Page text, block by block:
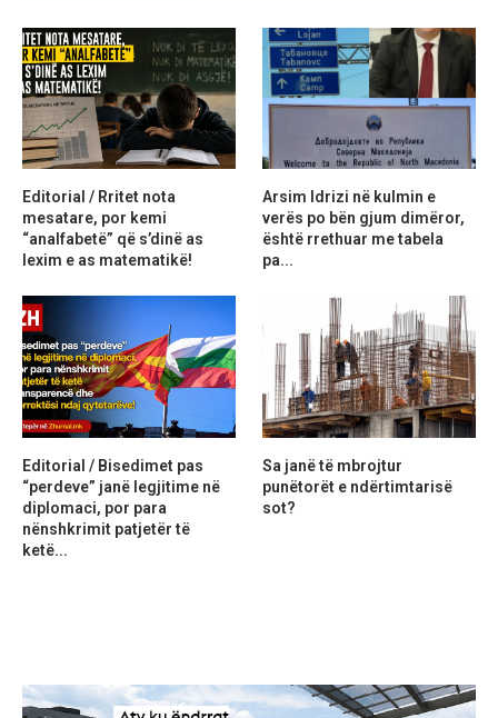
Editorial / Rritet nota
mesatare, por kemi
“analfabetë” që s’dinë as
lexim e as matematikë!
Arsim Idrizi në kulmin e
verës po bën gjum dimëror,
është rrethuar me tabela
pa...
Editorial / Bisedimet pas
“perdeve” janë legjitime në
diplomaci, por para
nënshkrimit patjetër të
ketë...
Sa janë të mbrojtur
punëtorët e ndërtimtarisë
sot?